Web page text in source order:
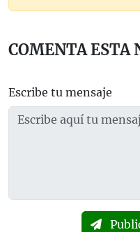
COMENTA ESTA
Escribe tu mensaje